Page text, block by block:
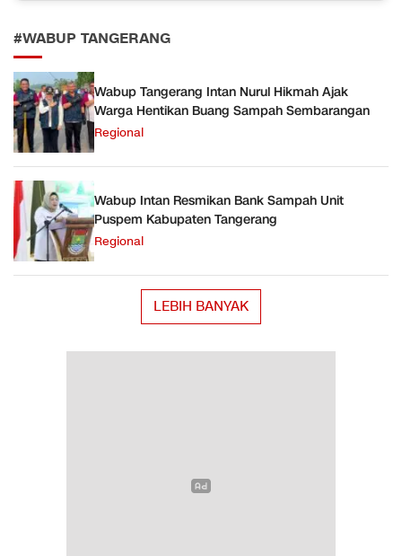
#WABUP TANGERANG
Wabup Tangerang Intan Nurul Hikmah Ajak
Warga Hentikan Buang Sampah Sembarangan
Regional
Wabup Intan Resmikan Bank Sampah Unit
Puspem Kabupaten Tangerang
Regional
LEBIH BANYAK